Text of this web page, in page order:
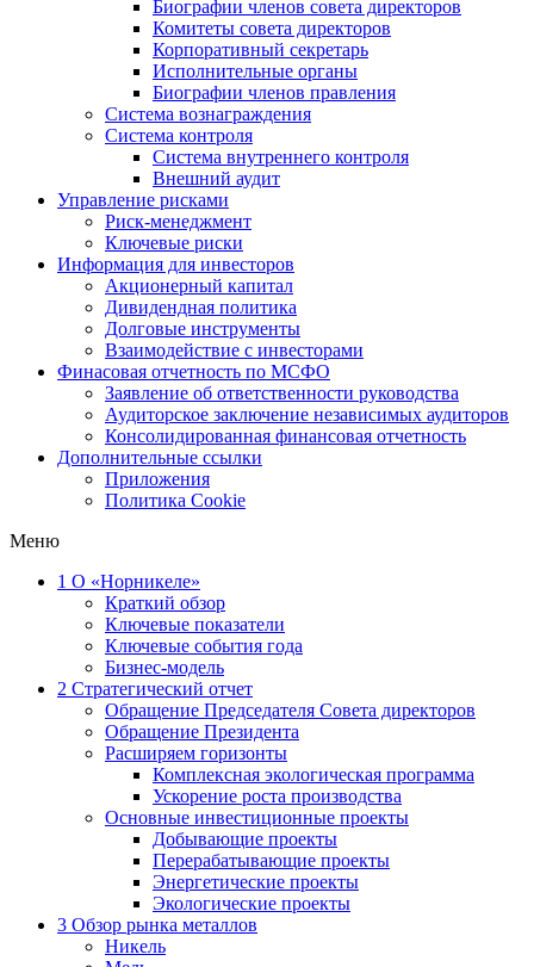
Биографии членов совета директоров
Комитеты совета директоров
Корпоративный секретарь
Исполнительные органы
Биографии членов правления
Система вознаграждения
Система контроля
Система внутреннего контроля
Внешний аудит
Управление рисками
Риск-менеджмент
Ключевые риски
Информация для инвесторов
Акционерный капитал
Дивидендная политика
Долговые инструменты
Взаимодействие с инвеcторами
Финасовая отчетность по МСФО
Заявление об ответственности руководства
Аудиторское заключение независимых аудиторов
Консолидированная финансовая отчетность
Дополнительные ссылки
Приложения
Политика Cookie
Меню
1 О «Норникеле»
Краткий обзор
Ключевые показатели
Ключевые события года
Бизнес-модель
2 Стратегический отчет
Обращение Председателя Совета директоров
Обращение Президента
Расширяем горизонты
Комплексная экологическая программа
Ускорение роста производства
Основные инвестиционные проекты
Добывающие проекты
Перерабатывающие проекты
Энергетические проекты
Экологические проекты
3 Обзор рынка металлов
Никель